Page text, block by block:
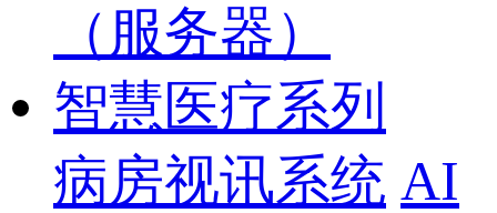
（服务器）
智慧医疗系列
病房视讯系统 AI